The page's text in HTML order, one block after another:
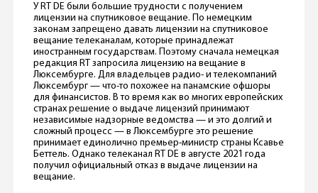
У RT DE были большие трудности с получением
лицензии на спутниковое вещание. По немецким
законам запрещено давать лицензии на спутниковое
вещание телеканалам, которые принадлежат
иностранным государствам. Поэтому сначала немецкая
редакция RT запросила лицензию на вещание в
Люксембурге. Для владельцев радио- и телекомпаний
Люксембург — что-то похожее на панамские офшоры
для финансистов. В то время как во многих европейских
странах решение о выдаче лицензий принимают
независимые надзорные ведомства — и это долгий и
сложный процесс — в Люксембурге это решение
принимает единолично премьер-министр страны Ксавье
Беттель. Однако телеканал RT DE в августе 2021 года
получил официальный отказ в выдаче лицензии на
вещание.